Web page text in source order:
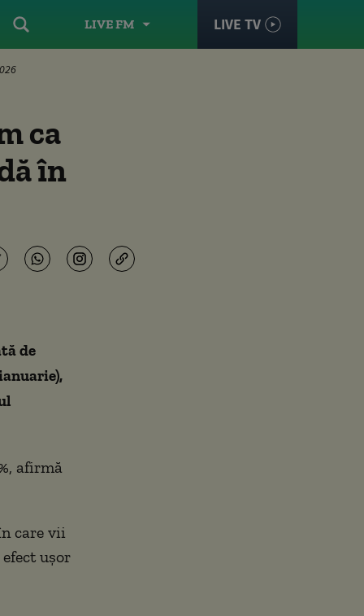
LIVE FM LIVE TV
ca
în
de
afirmă
care vii
uşor